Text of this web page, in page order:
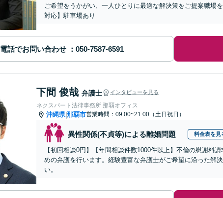
ご希望をうかがい、一人ひとりに最適な解決策をご提案職場
対応】駐車場あり
電話でお問い合わせ
下間 俊哉 弁護士 インタビューを見る
ネクスパート法律事務所 那覇オフィス
沖縄県|那覇市営業時間：09:00~21:00（土日祝日）
異性関係(不貞等)による離婚問題 料金表を見
【初回相談0円】【年間相談件数1000件以上】不倫の慰謝料
めの弁護を行います。経験豊富な弁護士がご希望に沿った解
い。